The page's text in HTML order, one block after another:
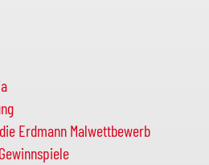
Erdmann Malwettbewerb